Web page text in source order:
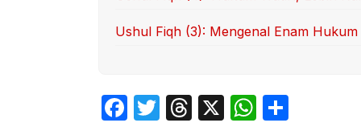
Ushul Fiqh (3): Mengenal Enam Hukum
F
T
T
X
W